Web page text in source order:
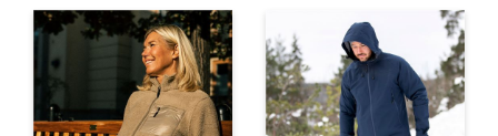
Adria Adora
Adria Alpina
Fendt Tendenza
Fendt Diamant
Hobby De Luxe
Hobby Excellent
T@b Campingvogne
----------------------------------
Adria Matrix
Adria Coral XL
Adria Twin Supreme
Adria Twin
Montering af ekstraudstyr i campingvognen
Ekstraudstyr
Campingplads - levering af varer
Pintrip - overnatning for autocampere